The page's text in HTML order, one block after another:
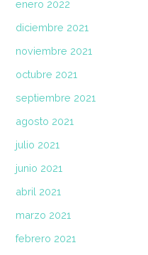
enero 2022
diciembre 2021
noviembre 2021
octubre 2021
septiembre 2021
agosto 2021
julio 2021
junio 2021
abril 2021
marzo 2021
febrero 2021